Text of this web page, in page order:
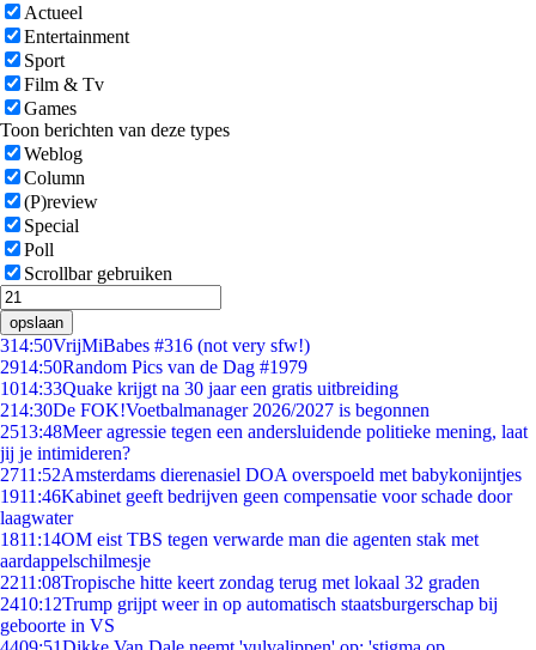
Actueel
Entertainment
Sport
Film & Tv
Games
Toon berichten van deze types
Weblog
Column
(P)review
Special
Poll
Scrollbar gebruiken
opslaan
314:50VrijMiBabes #316 (not very sfw!)
2914:50Random Pics van de Dag #1979
1014:33Quake krijgt na 30 jaar een gratis uitbreiding
214:30De FOK!Voetbalmanager 2026/2027 is begonnen
2513:48Meer agressie tegen een andersluidende politieke mening, laat
jij je intimideren?
2711:52Amsterdams dierenasiel DOA overspoeld met babykonijntjes
1911:46Kabinet geeft bedrijven geen compensatie voor schade door
laagwater
1811:14OM eist TBS tegen verwarde man die agenten stak met
aardappelschilmesje
2211:08Tropische hitte keert zondag terug met lokaal 32 graden
2410:12Trump grijpt weer in op automatisch staatsburgerschap bij
geboorte in VS